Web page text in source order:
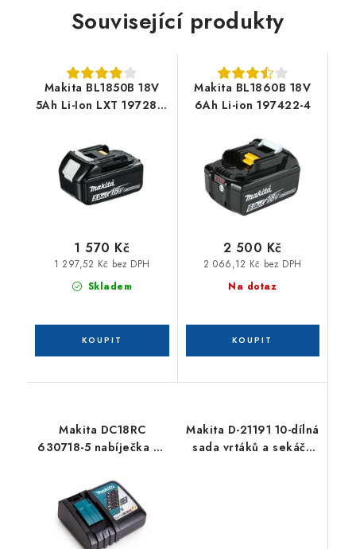
Související produkty
Makita BL1850B 18V
5Ah Li-Ion LXT 197280-
Skladem
1 297,52 Kč bez DPH
1 570 Kč
Makita BL1860B 18V
6Ah Li-ion 197422-4
Na dotaz
2 066,12 Kč bez DPH
2 500 Kč
Makita DC18RC
630718-5 nabíječka Li-
Makita D-21191 10-dílná
sada vrtáků a sekáčů